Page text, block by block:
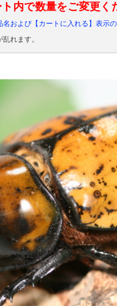
内で数量をご変更く
名および【カートに入れる】表示
れます。